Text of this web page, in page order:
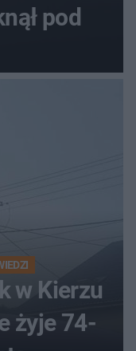
pod
w Kierzu
żyje 74-